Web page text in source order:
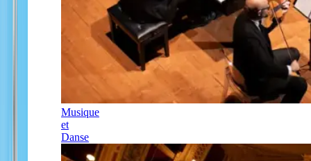
Musique
et
Danse